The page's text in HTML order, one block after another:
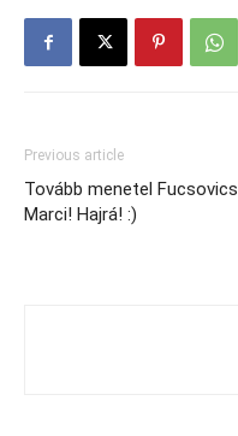
Previous article
Tovább menetel Fucsovics
Marci! Hajrá! :)